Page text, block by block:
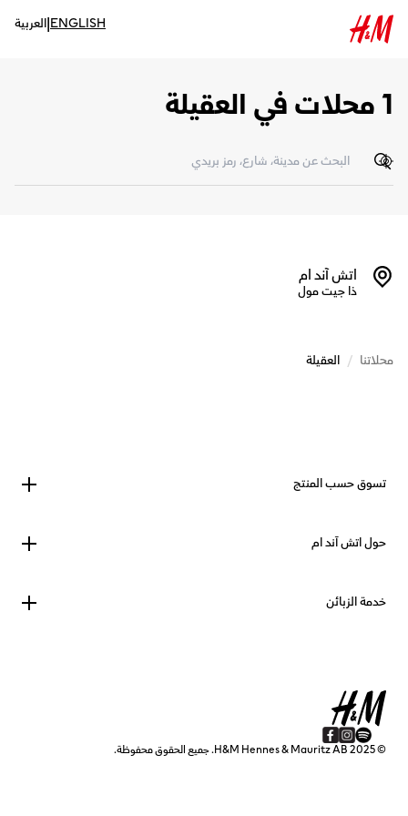
ENGLISH
|العربية
1 محلات في العقيلة
تحديد الموقع
اتش آند ام
ذا جيت مول
محلاتنا / العقيلة
تسوق حسب المنتج
حول اتش آند ام
خدمة الزبائن
© 2025 H&M Hennes & Mauritz AB. جميع الحقوق محفوظة.